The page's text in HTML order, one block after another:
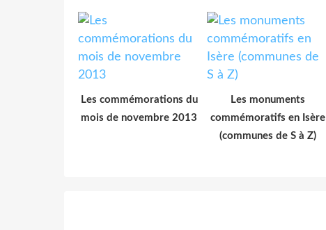
Les commémorations du
mois de novembre 2013
Les monuments
commémoratifs en Isère
(communes de S à Z)